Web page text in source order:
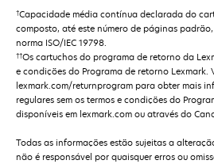
†Capacidade média contínua declarada do
composto, até este número de páginas
norma ISO/IEC 19798.
††Os cartuchos do programa de retorno da
e condições do Programa de retorno Lexmark.
lexmark.com/returnprogram para obter mais
regulares sem os termos e condições do
disponíveis em lexmark.com ou através do
Todas as informações estão sujeitas a
não é responsável por quaisquer erros ou